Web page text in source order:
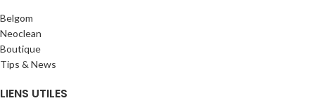
Belgom
Neoclean
Boutique
Tips & News
LIENS UTILES